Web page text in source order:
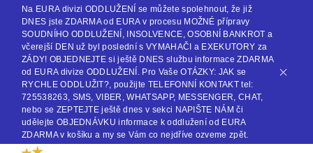
Na EURA divizi ODDLUŽENÍ se můžete spolehnout, že již
DNES jste ZDARMA od EURA v procesu MOŽNÉ přípravy
SOUDNÍHO ODDLUŽENÍ, INSOLVENCE, OSOBNÍ BANKROT a
včerejší DEN už byl poslední s VYMAHAČI a EXEKUTORY za
ZÁDY! OBJEDNEJTE si ještě DNES službu informace ZDARMA
od EURA divize ODDLUŽENÍ. Pro Vaše OTÁZKY: JAK se
RYCHLE ODDLUŽIT?, použijte TELEFONNÍ KONTAKT tel:
725538263, SMS, VIBER, WHATSAPP, MESSENGER, CHAT,
nebo se ZEPTEJTE ještě dnes v sekci NAPIŠTE NÁM či
udělejte OBJEDNÁVKU informace k oddlužení od EURA
ZDARMA v košíku a my se Vám co nejdříve ozveme zpět.